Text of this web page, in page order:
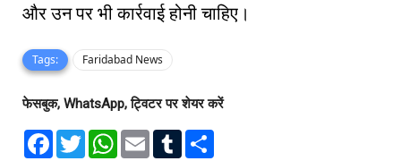
और उन पर भी कार्रवाई होनी चाहिए।
Tags: Faridabad News
फेसबुक, WhatsApp, ट्विटर पर शेयर करें
F
T
w
W
E
T